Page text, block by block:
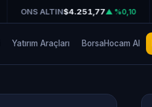
ONS ALTIN$4.251,77 ▲ %0,10
Yatırım Araçları BorsaHocam AI